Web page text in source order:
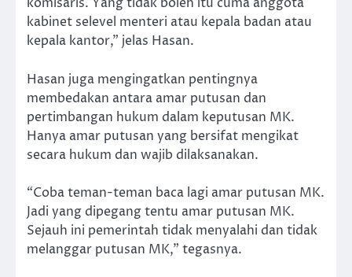
kabinet selevel menteri atau kepala badan atau
kepala kantor,” jelas Hasan.
Hasan juga mengingatkan pentingnya
membedakan antara amar putusan dan
pertimbangan hukum dalam keputusan MK.
Hanya amar putusan yang bersifat mengikat
secara hukum dan wajib dilaksanakan.
“Coba teman-teman baca lagi amar putusan MK.
Jadi yang dipegang tentu amar putusan MK.
Sejauh ini pemerintah tidak menyalahi dan tidak
melanggar putusan MK,” tegasnya.